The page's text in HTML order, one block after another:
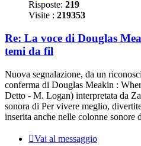
Risposte: 219
Visite : 219353
Re: La voce di Douglas
temi da fil
Nuova segnalazione, da un
conferma di Douglas Meakin :
Detto - M. Logan) interpretata da
sonora di Per vivere meglio,
inserita anche nelle colonne sonore
Vai al messaggio